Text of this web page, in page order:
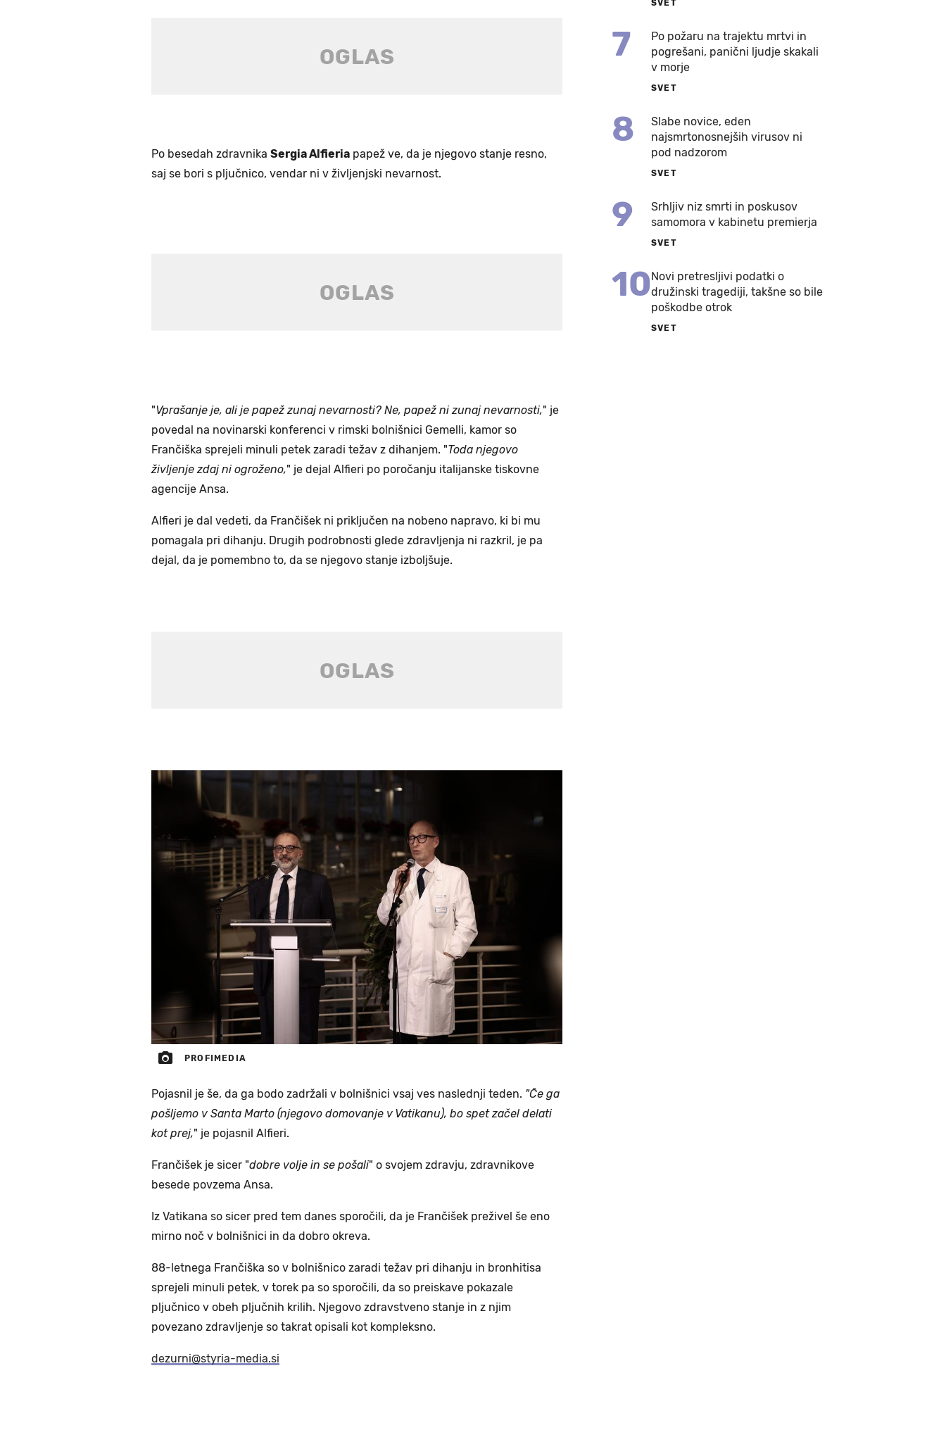
Po besedah zdravnika Sergia Alfieria papež ve, da je njegovo stanje resno,
saj se bori s pljučnico, vendar ni v življenjski nevarnost.
"Vprašanje je, ali je papež zunaj nevarnosti? Ne, papež ni zunaj nevarnosti," je
povedal na novinarski konferenci v rimski bolnišnici Gemelli, kamor so
Frančiška sprejeli minuli petek zaradi težav z dihanjem. "Toda njegovo
življenje zdaj ni ogroženo," je dejal Alfieri po poročanju italijanske tiskovne
agencije Ansa.
Alfieri je dal vedeti, da Frančišek ni priključen na nobeno napravo, ki bi mu
pomagala pri dihanju. Drugih podrobnosti glede zdravljenja ni razkril, je pa
dejal, da je pomembno to, da se njegovo stanje izboljšuje.
PROFIMEDIA
Pojasnil je še, da ga bodo zadržali v bolnišnici vsaj ves naslednji teden. "Če ga
pošljemo v Santa Marto (njegovo domovanje v Vatikanu), bo spet začel delati
kot prej," je pojasnil Alfieri.
Frančišek je sicer "dobre volje in se pošali" o svojem zdravju, zdravnikove
besede povzema Ansa.
Iz Vatikana so sicer pred tem danes sporočili, da je Frančišek preživel še eno
mirno noč v bolnišnici in da dobro okreva.
88-letnega Frančiška so v bolnišnico zaradi težav pri dihanju in bronhitisa
sprejeli minuli petek, v torek pa so sporočili, da so preiskave pokazale
pljučnico v obeh pljučnih krilih. Njegovo zdravstveno stanje in z njim
povezano zdravljenje so takrat opisali kot kompleksno.
dezurni@styria-media.si
SVET
7
Po požaru na trajektu mrtvi in
pogrešani, panični ljudje skakali
v morje
SVET
8
Slabe novice, eden
najsmrtonosnejših virusov ni
pod nadzorom
SVET
9
Srhljiv niz smrti in poskusov
samomora v kabinetu premierja
SVET
10Novi pretresljivi podatki o
družinski tragediji, takšne so bile
poškodbe otrok
SVET